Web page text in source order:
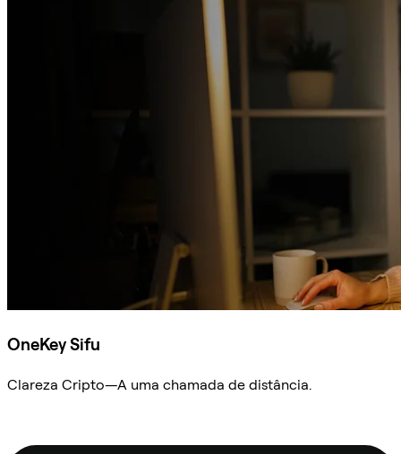
OneKey Sifu
Clareza Cripto—A uma chamada de distância.